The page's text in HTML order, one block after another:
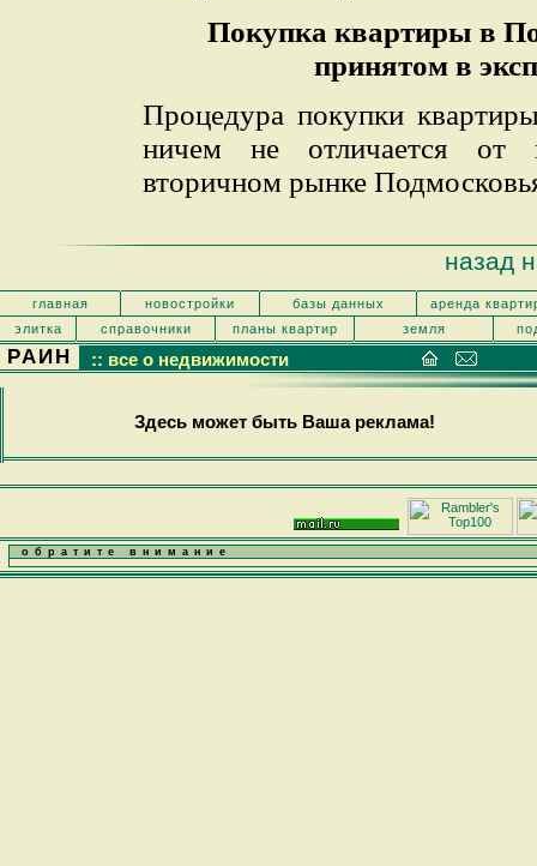
Покупка квартиры в
принятом в
Процедура покупки
ничем не отличается от
вторичном рынке
назад
главная новостройки базы данных
аренда
элитка
справочники планы квартир земля
РАИН :: все о недвижимости
Здесь может быть Ваша реклама!
обратите внимание